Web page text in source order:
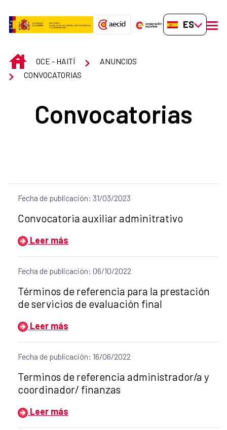
ES-ES
INICIOOCE - HAITÍ
ANUNCIOS
CONVOCATORIAS
Convocatorias
Fecha de publicación: 31/03/2023
Título del anuncio:
Convocatoria auxiliar adminitrativo
Leer más
Fecha de publicación: 06/10/2022
Título del anuncio:
Términos de referencia para la prestación
de servicios de evaluación final
Leer más
Fecha de publicación: 16/06/2022
Título del anuncio:
Terminos de referencia administrador/a y
coordinador/ finanzas
Leer más